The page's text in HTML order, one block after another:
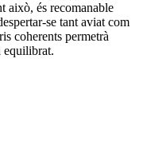
això, és recomanable
se tant aviat com
coherents permetrà
equilibrat.